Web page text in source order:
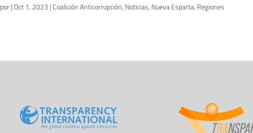
por|Oct 1, 2023 |Coalición Anticorrupción, Noticias, Nueva Esparta, Regiones